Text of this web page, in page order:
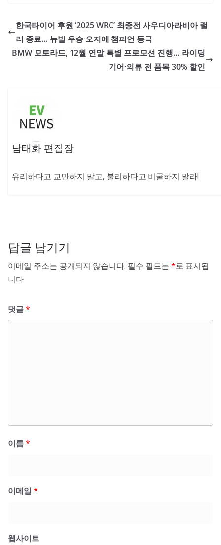
한국타이어 후원 ‘2025 WRC’ 최종전 사우디아라비아 랠
리 종료… 뉴빌 우승·오지에 챔피언 등극
BMW 모토라드, 12월 연말 특별 프로모션 진행… 라이딩
기어·의류 전 품목 30% 할인
남태화 편집장
유리하다고 교만하지 말고, 불리하다고 비굴하지 말라!
답글 남기기
이메일 주소는 공개되지 않습니다. 필수 필드는 *로 표시됩
니다
댓글*
이름*
이메일 *
웹사이트